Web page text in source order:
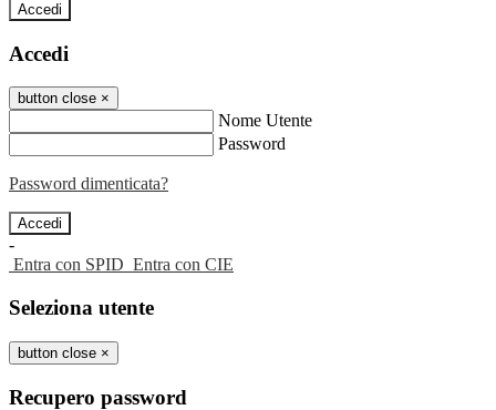
Accedi
Accedi
button close ×
Nome Utente
Password
Password dimenticata?
-
Entra con SPID Entra con CIE
Seleziona utente
button close ×
Recupero password